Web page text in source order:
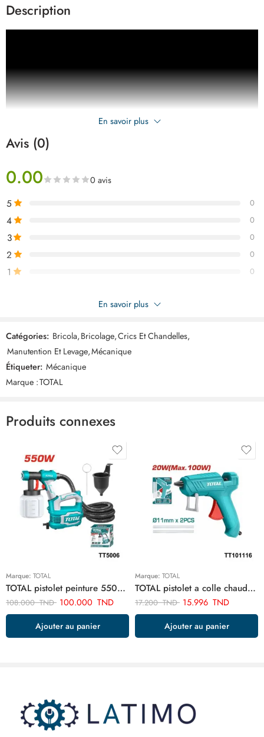
Description
En savoir plus
Avis (0)
0.00 0 avis
5 0
4 0
3 0
2 0
1 0
Soyez le premier à donner votre avis sur “TOTAL cric bouteille
hydraulique 4 tonnes THT109042”
Commentaires
Il n'y a pas encore de critiques.
En savoir plus
Catégories: Bricola,Bricolage,Crics Et Chandelles,
Manutention Et Levage,Mécanique
Étiqueter: Mécanique
Marque :TOTAL
Produits connexes
Marque: TOTAL
TOTAL pistolet peinture 550w TT5006
108.000TND 100.000 TND
Ajouter au panier
Marque: TOTAL
TOTAL pistolet a colle chaude 100w TT101116
17.200TND 15.996 TND
Ajouter au panier